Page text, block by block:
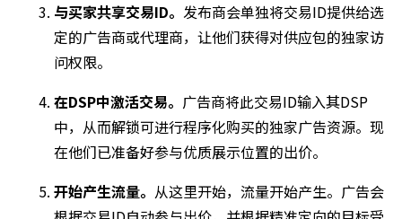
与买家共享交易ID。 发布商会单独将交易ID提供给选
定的广告商或代理商，让他们获得对供应包的独家访
问权限。
在DSP中激活交易。 广告商将此交易ID输入其DSP
中，从而解锁可进行程序化购买的独家广告资源。现
在他们已准备好参与优质展示位置的出价。
开始产生流量。 从这里开始，流量开始产生。广告会